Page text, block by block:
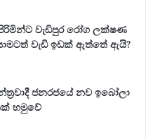
දේ අසුරා තබා ස්‍රාවය
හෝ රික්තක කීපයක්
පවත්වා ගැනිම
ගබඩාකර සෛල වලට
වැඩිපුර රෝග ලක්ෂණ
වැඩි ඉඩක් ඇත්තේ ඇයි?
ජනරජයේ නව ඉබෝලා
හමුවේ